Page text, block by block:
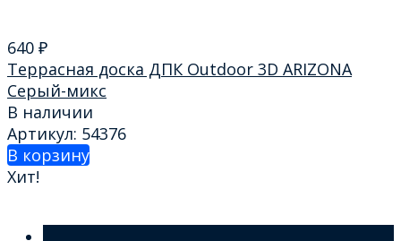
640 ₽
Террасная доска ДПК Outdoor 3D ARIZONA
Серый-микс
В наличии
Артикул: 54376
В корзину
Хит!